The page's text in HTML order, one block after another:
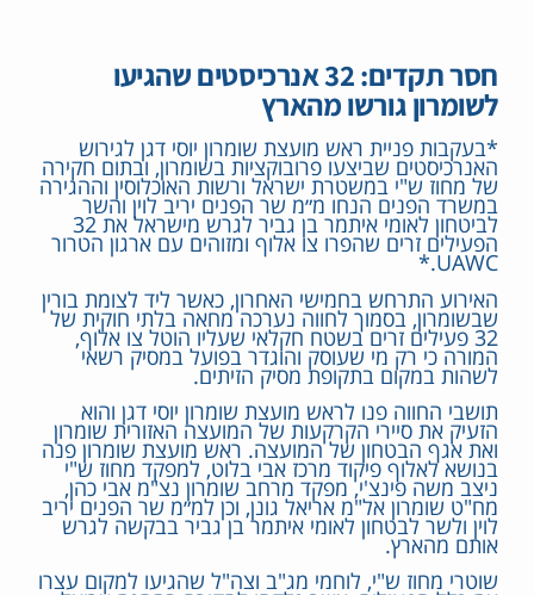
חסר תקדים: 32 אנרכיסטים שהגיעו
לשומרון גורשו מהארץ
*בעקבות פניית ראש מועצת שומרון יוסי דגן לגירוש
האנרכיסטים שביצעו פרובוקציות בשומרון, ובתום חקירה
של מחוז ש"י במשטרת ישראל ורשות האוכלוסין וההגירה
במשרד הפנים הנחו מ״מ שר הפנים יריב לוין והשר
לביטחון לאומי איתמר בן גביר לגרש מישראל את 32
הפעילים זרים שהפרו צו אלוף ומזוהים עם ארגון הטרור
UAWC.*
האירוע התרחש בחמישי האחרון, כאשר ליד לצומת בורין
שבשומרון, בסמוך לחווה נערכה מחאה בלתי חוקית של
32 פעילים זרים בשטח חקלאי שעליו הוטל צו אלוף,
המורה כי רק מי שעוסק והוגדר בפועל במסיק רשאי
לשהות במקום בתקופת מסיק הזיתים.
תושבי החווה פנו לראש מועצת שומרון יוסי דגן והוא
הזעיק את סיירי הקרקעות של המועצה האזורית שומרון
ואת אגף הבטחון של המועצה. ראש מועצת שומרון פנה
בנושא לאלוף פיקוד מרכז אבי בלוט, למפקד מחוז ש"י
ניצב משה פינצ'י, מפקד מרחב שומרון נצ"מ אבי כהן,
מח"ט שומרון אל"מ אריאל גונן, וכן למ״מ שר הפנים יריב
לוין ולשר לבטחון לאומי איתמר בן גביר בבקשה לגרש
אותם מהארץ.
שוטרי מחוז ש"י, לוחמי מג"ב וצה"ל שהגיעו למקום עצרו